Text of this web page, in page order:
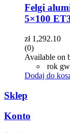
Felgi
5×100
zł1,292.10
(0)
Available on
rok
Dodaj do
Sklep
Konto